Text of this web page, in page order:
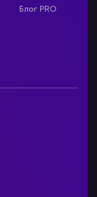
Блог PRO